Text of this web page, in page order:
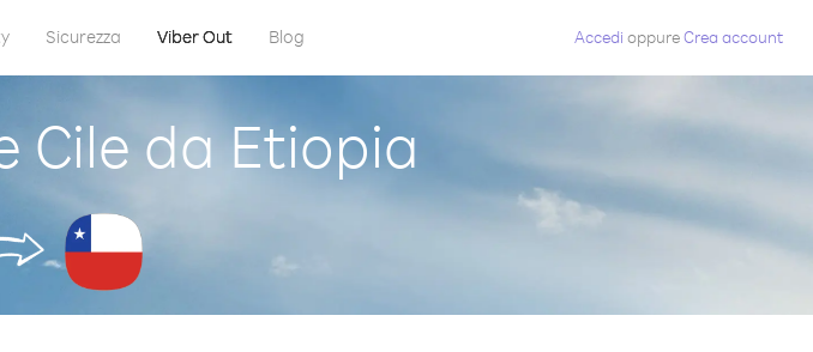
Sicurezza Viber Out Blog Accedi oppureCrea account
Cile da Etiopia